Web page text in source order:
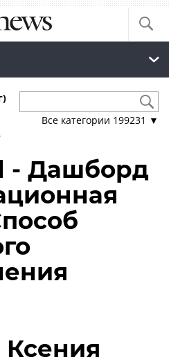
Все категории 199231 ▼
- Дашборд